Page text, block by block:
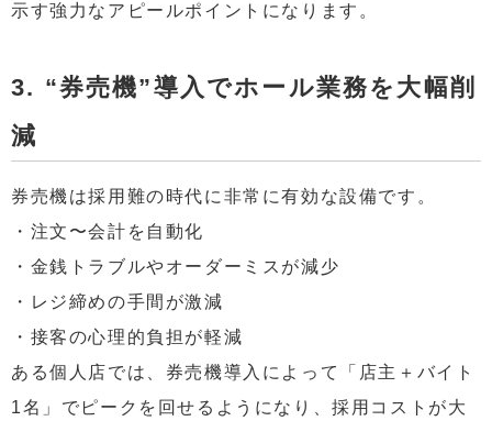
示す強力なアピールポイントになります。
3. “券売機”導入でホール業務を大幅削
減
券売機は採用難の時代に非常に有効な設備です。
・注文〜会計を自動化
・金銭トラブルやオーダーミスが減少
・レジ締めの手間が激減
・接客の心理的負担が軽減
ある個人店では、券売機導入によって「店主＋バイト
1名」でピークを回せるようになり、採用コストが大